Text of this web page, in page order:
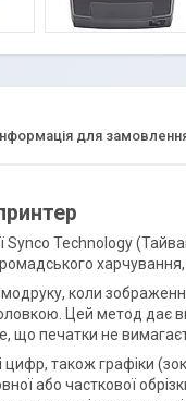
для
Synco Technology
коли
Цей метод дає
що печатки не
цифр, також графіки
або часткової